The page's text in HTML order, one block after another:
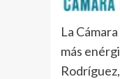
La
más